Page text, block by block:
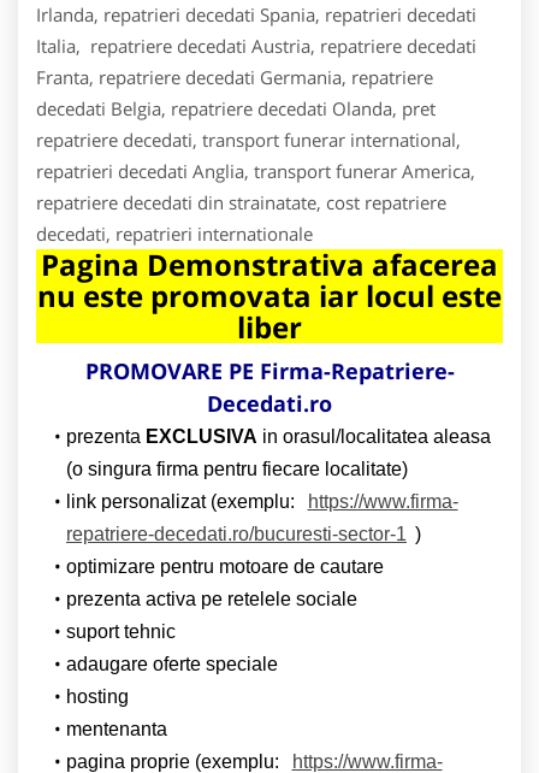
Irlanda, repatrieri decedati Spania, repatrieri decedati
Italia, repatriere decedati Austria, repatriere decedati
Franta, repatriere decedati Germania, repatriere
decedati Belgia, repatriere decedati Olanda, pret
repatriere decedati, transport funerar international,
repatrieri decedati Anglia, transport funerar America,
repatriere decedati din strainatate, cost repatriere
decedati, repatrieri internationale
Pagina Demonstrativa afacerea
nu este promovata iar locul este
liber
PROMOVARE PE Firma-Repatriere-
Decedati.ro
prezenta EXCLUSIVA in orasul/localitatea aleasa
(o singura firma pentru fiecare localitate)
link personalizat (exemplu:
https://www.firma-
repatriere-decedati.ro/bucuresti-sector-1 )
optimizare pentru motoare de cautare
prezenta activa pe retelele sociale
suport tehnic
adaugare oferte speciale
hosting
mentenanta
pagina proprie (exemplu:
https://www.firma-